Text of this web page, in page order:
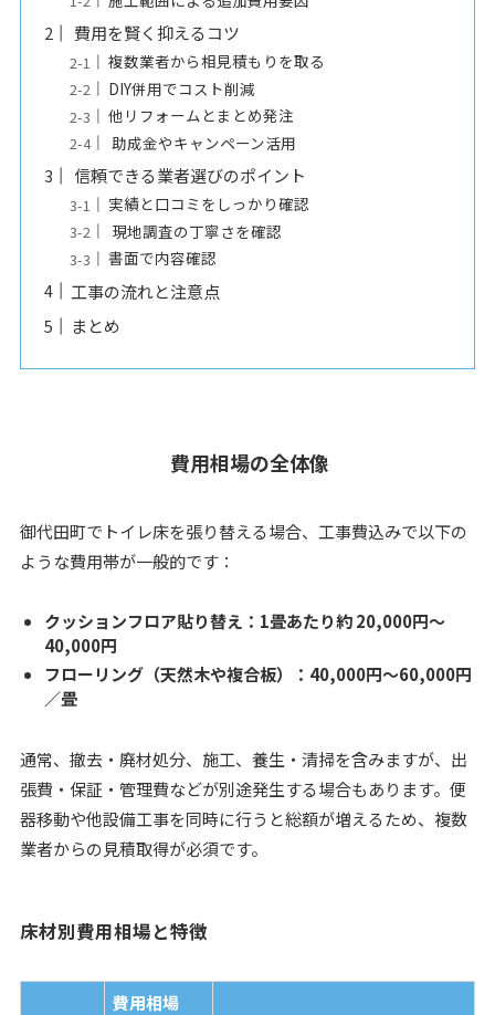
費用を賢く抑えるコツ
複数業者から相見積もりを取る
DIY併用でコスト削減
他リフォームとまとめ発注
助成金やキャンペーン活用
信頼できる業者選びのポイント
実績と口コミをしっかり確認
現地調査の丁寧さを確認
書面で内容確認
工事の流れと注意点
まとめ
費用相場の全体像
御代田町でトイレ床を張り替える場合、工事費込みで以下の
ような費用帯が一般的です：
クッションフロア貼り替え：1畳あたり約20,000円～
40,000円
フローリング（天然木や複合板）： 40,000円～60,000円
／畳
通常、撤去・廃材処分、施工、養生・清掃を含みますが、出
張費・保証・管理費などが別途発生する場合もあります。便
器移動や他設備工事を同時に行うと総額が増えるため、複数
業者からの見積取得が必須です。
床材別費用相場と特徴
費用相場